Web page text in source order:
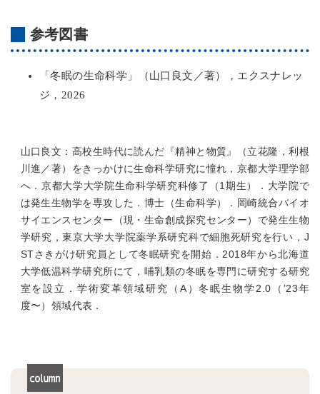
参考図書
「冬眠の生命科学」（山口良文／著），エクスナレッ
ジ，2026
山口良文：高校生時代に読んだ『精神と物質』（立花隆，利根
川進／著）をきっかけに生命科学研究に憧れ，京都大学理学部
へ．京都大学大学院生命科学研究科修了（1期生）．大学院で
は発生生物学を専攻した．博士（生命科学）．岡崎統合バイオ
サイエンスセンター（現・生命創成探究センター）で発生生物
学研究，東京大学大学院薬学系研究科で細胞死研究を行い，J
STさきがけ研究員として冬眠研究を開始．2018年から北海道
大学低温科学研究所にて，哺乳類の冬眠を専門に研究する研究
室を設立．学術変革領域研究（A）冬眠生物学2.0（’23年
度〜）領域代表．